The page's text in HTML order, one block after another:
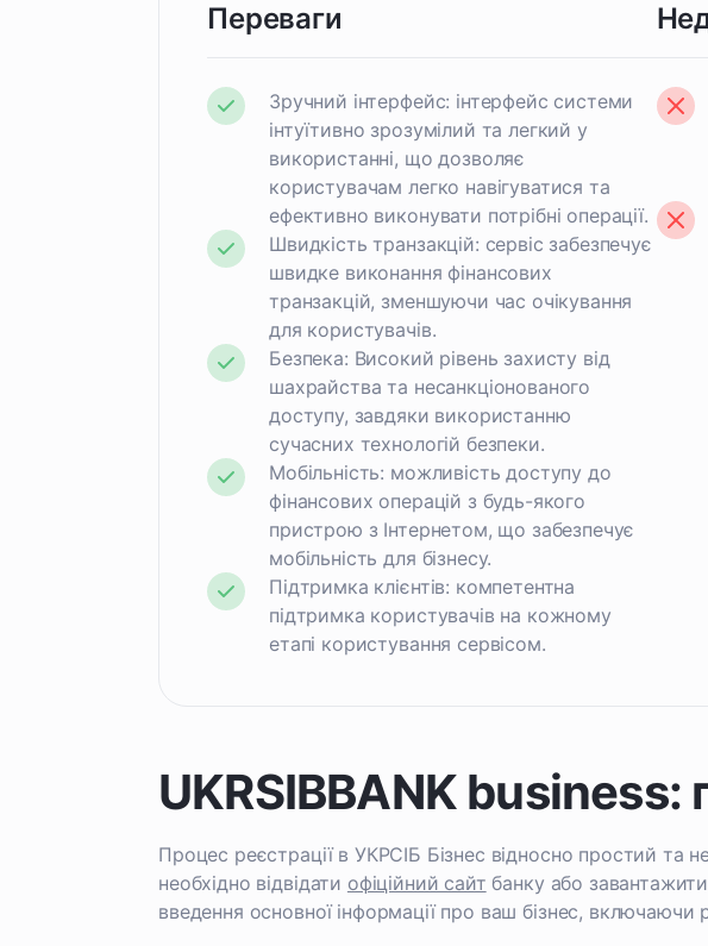
Переваги
Зручний інтерфейс: інтерфейс системи
інтуїтивно зрозумілий та легкий у
використанні, що дозволяє
користувачам легко навігуватися та
ефективно виконувати потрібні операції.
Швидкість транзакцій: сервіс забезпечує
швидке виконання фінансових
транзакцій, зменшуючи час очікування
для користувачів.
Безпека: Високий рівень захисту від
шахрайства та несанкціонованого
доступу, завдяки використанню
сучасних технологій безпеки.
Мобільність: можливість доступу до
фінансових операцій з будь-якого
пристрою з Інтернетом, що забезпечує
мобільність для бізнесу.
Підтримка клієнтів: компетентна
підтримка користувачів на кожному
етапі користування сервісом.
UKRSIBBANK business:
Процес реєстрації в УКРСІБ Бізнес відносно простий та
необхідно відвідати офіційний сайт банку або
введення основної інформації про ваш бізнес, включаючи